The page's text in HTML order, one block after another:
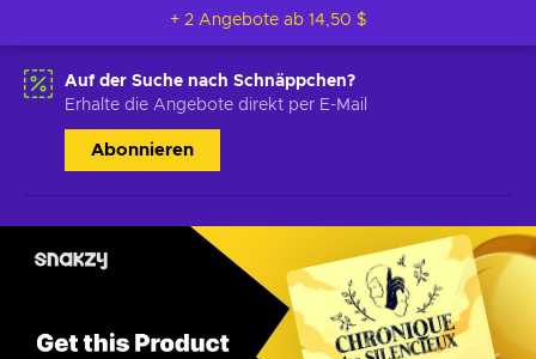
+ 2 Angebote ab 14,50 $
Auf der Suche nach Schnäppchen?
Erhalte die Angebote direkt per E-Mail
Abonnieren